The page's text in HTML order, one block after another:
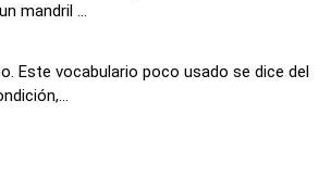
mandril ...
Este vocabulario poco usado se dice del